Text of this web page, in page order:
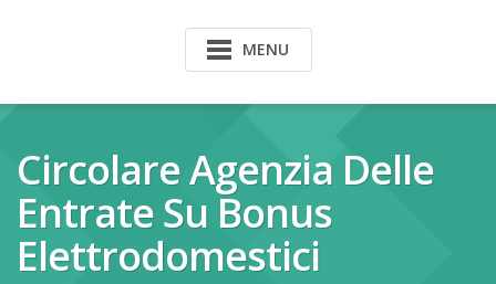
MENU
Circolare Agenzia Delle
Entrate Su Bonus
Elettrodomestici